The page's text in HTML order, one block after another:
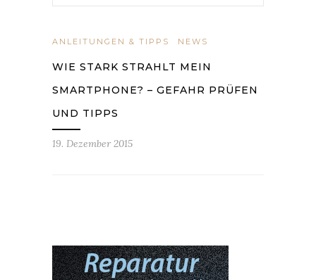
ANLEITUNGEN & TIPPS NEWS
WIE STARK STRAHLT MEIN
SMARTPHONE? – GEFAHR PRÜFEN
UND TIPPS
19. Dezember 2015